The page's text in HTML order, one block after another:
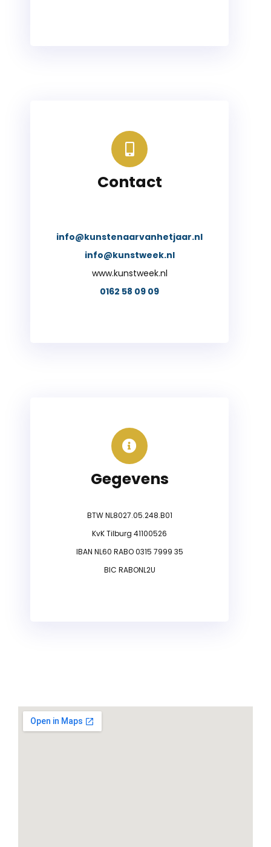
Contact
info@kunstenaarvanhetjaar.nl
info@kunstweek.nl
www.kunstweek.nl
0162 58 09 09
Gegevens
BTW NL8027.05.248.B01
KvK Tilburg 41100526
IBAN NL60 RABO 0315 7999 35
BIC RABONL2U